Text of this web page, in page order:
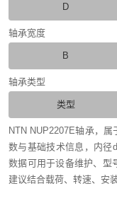
D
轴承宽度
B
轴承类型
类型
NTN NUP2207E轴承，
数与基础技术信息，内径
数据可用于设备维护、型
建议结合载荷、转速、安